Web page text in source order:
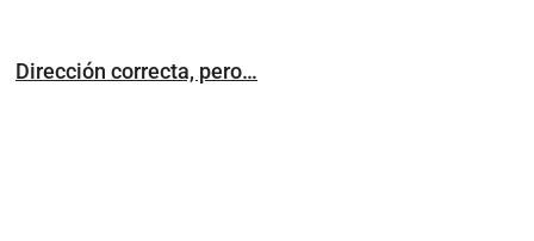
Dirección correcta, pero…